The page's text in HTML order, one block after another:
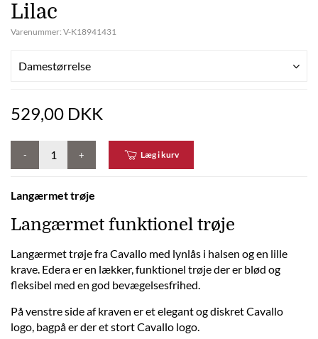
Lilac
Varenummer: V-K18941431
Damestørrelse
529,00 DKK
- + Læg i kurv
Langærmet trøje
Langærmet funktionel trøje
Langærmet trøje fra Cavallo med lynlås i halsen og en lille
krave. Edera er en lækker, funktionel trøje der er blød og
fleksibel med en god bevægelsesfrihed.
På venstre side af kraven er et elegant og diskret Cavallo
logo, bagpå er der et stort Cavallo logo.